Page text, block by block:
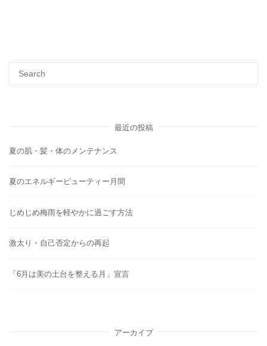
最近の投稿
夏の肌・髪・体のメンテナンス
夏のエネルギービューティー月間
じめじめ梅雨を軽やかに過ごす方法
激太り・自己否定からの再起
「6月は美の土台を整える月」宣言
アーカイブ